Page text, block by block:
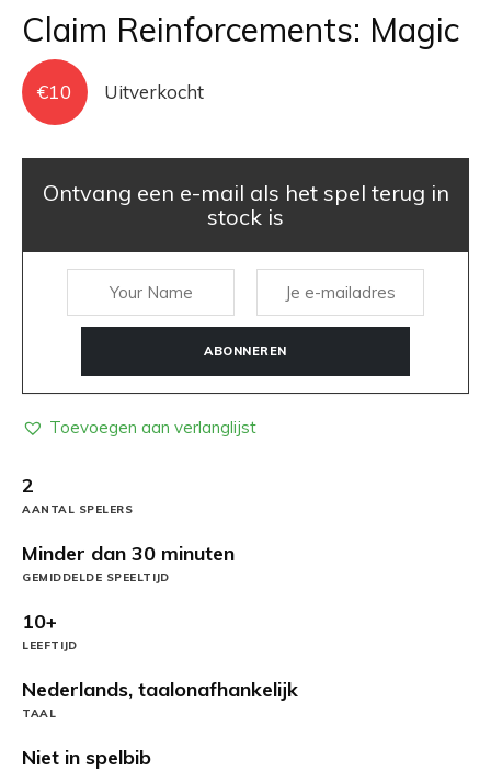
Claim Reinforcements: Magic
€10 Uitverkocht
Ontvang een e-mail als het spel terug in
stock is
ABONNEREN
Toevoegen aan verlanglijst
2
AANTAL SPELERS
Minder dan 30 minuten
GEMIDDELDE SPEELTIJD
10+
LEEFTIJD
Nederlands, taalonafhankelijk
TAAL
Niet in spelbib